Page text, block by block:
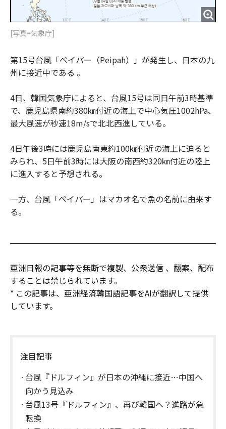
[写真=気象庁]
第15号台風「ペイパー（Peipah）」が発生し、日本の九
州に接近中である 。
4日、韓国気象庁によると、台風15号は同日午前3時基準
で、鹿児島県南約380㎞付近の海上で中心気圧1002hPa、
最大風速が秒速18m/sで北北西進している。
4日午後3時には鹿児島南東約100㎞付近の海上に迫ると
みられ、5日午前3時には大阪の南西約320㎞付近の陸上
に進入すると予想される。
一方、台風「ペイパー」はマカオ名で魚の名前に由来す
る。
亜洲日報の記事等を無断で複製、公衆送信 、翻案、配布
することは禁じられています。
* この記事は、亜洲経済韓国語記事をAIが翻訳して提供
しています。
注目記事
台風『ドルフィン』が日本の沖縄に接近…中国へ
向かう見込み
台風13号『ドルフィン』、再び韓国へ？進路が急
転換